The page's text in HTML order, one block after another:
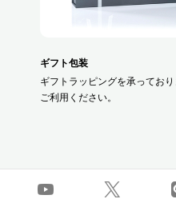
ギフト包装
ギフトラッピングを承ってお
ご利用ください。